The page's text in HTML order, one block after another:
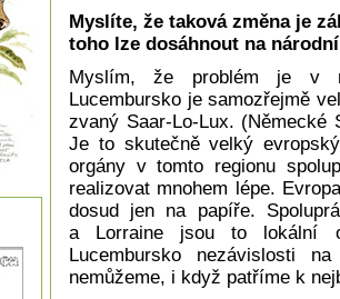
Myslíte, že taková změna je
toho lze dosáhnout na
Myslím, že problém je v
Lucembursko je samozřejmě
zvaný Saar-Lo-Lux. (Německé
Je to skutečně velký
orgány v tomto regionu
realizovat mnohem lépe.
dosud jen na papíře.
a Lorraine jsou to lokální
Lucembursko nezávislosti
nemůžeme, i když patříme k